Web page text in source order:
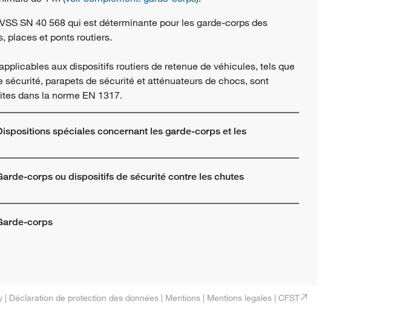
SN 40 568 qui est déterminante pour les garde-corps des
places et ponts routiers.
aux dispositifs routiers de retenue de véhicules, tels que
sécurité, parapets de sécurité et atténuateurs de chocs, sont
dans la norme EN 1317.
spéciales concernant les garde-corps et les
corps ou dispositifs de sécurité contre les chutes
corps
| Déclaration de protection des données | Mentions | Mentions legales | CFST